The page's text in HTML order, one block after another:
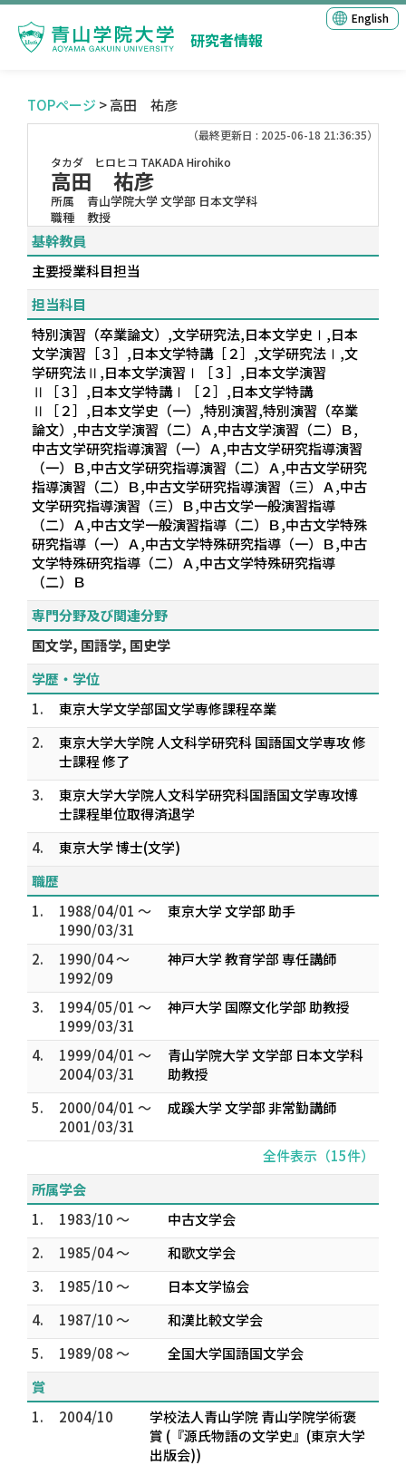
研究者情報
English
TOPページ > 高田 祐彦
（最終更新日 : 2025-06-18 21:36:35）
タカダ ヒロヒコ TAKADA Hirohiko
高田 祐彦
所属
青山学院大学 文学部 日本文学科
職種
教授
基幹教員
主要授業科目担当
担当科目
特別演習（卒業論文）,文学研究法,日本文学史Ⅰ,日本
文学演習［３］,日本文学特講［２］,文学研究法Ⅰ,文
学研究法Ⅱ,日本文学演習Ⅰ［３］,日本文学演習
Ⅱ［３］,日本文学特講Ⅰ［２］,日本文学特講
Ⅱ［２］,日本文学史（一）,特別演習,特別演習（卒業
論文）,中古文学演習（二）Ａ,中古文学演習（二）Ｂ,
中古文学研究指導演習（一）Ａ,中古文学研究指導演習
（一）Ｂ,中古文学研究指導演習（二）Ａ,中古文学研究
指導演習（二）Ｂ,中古文学研究指導演習（三）Ａ,中古
文学研究指導演習（三）Ｂ,中古文学一般演習指導
（二）Ａ,中古文学一般演習指導（二）Ｂ,中古文学特殊
研究指導（一）Ａ,中古文学特殊研究指導（一）Ｂ,中古
文学特殊研究指導（二）Ａ,中古文学特殊研究指導
（二）Ｂ
専門分野及び関連分野
国文学, 国語学, 国史学
学歴・学位
1.
東京大学文学部国文学専修課程卒業
2.
東京大学大学院 人文科学研究科 国語国文学専攻 修
士課程 修了
3.
東京大学大学院人文科学研究科国語国文学専攻博
士課程単位取得済退学
4.
東京大学 博士(文学)
職歴
1.
1988/04/01 ～
1990/03/31
東京大学 文学部 助手
2.
1990/04 ～
1992/09
神戸大学 教育学部 専任講師
3.
1994/05/01 ～
1999/03/31
神戸大学 国際文化学部 助教授
4.
1999/04/01 ～
2004/03/31
青山学院大学 文学部 日本文学科
助教授
5.
2000/04/01 ～
2001/03/31
成蹊大学 文学部 非常勤講師
全件表示（15件）
所属学会
1.
1983/10 ～
中古文学会
2.
1985/04 ～
和歌文学会
3.
1985/10 ～
日本文学協会
4.
1987/10 ～
和漢比較文学会
5.
1989/08 ～
全国大学国語国文学会
賞
1.
2004/10
学校法人青山学院 青山学院学術褒
賞 (『源氏物語の文学史』(東京大学
出版会))